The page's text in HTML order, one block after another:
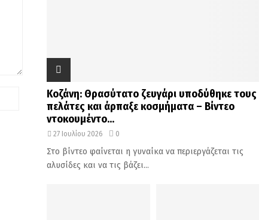
Κοζάνη: Θρασύτατο ζευγάρι υποδύθηκε τους
πελάτες και άρπαξε κοσμήματα – Βίντεο
ντοκουμέντο...
27 Ιουλίου 2026 0
Στο βίντεο φαίνεται η γυναίκα να περιεργάζεται τις
αλυσίδες και να τις βάζει...